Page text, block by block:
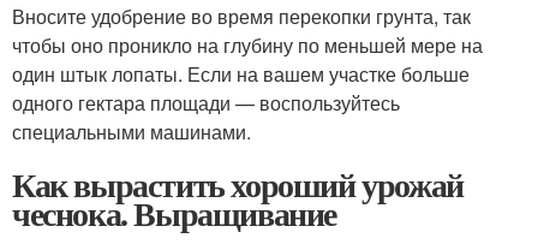
Вносите удобрение во время перекопки грунта, так
чтобы оно проникло на глубину по меньшей мере на
один штык лопаты. Если на вашем участке больше
одного гектара площади — воспользуйтесь
специальными машинами.
Как вырастить хороший урожай
чеснока. Выращивание